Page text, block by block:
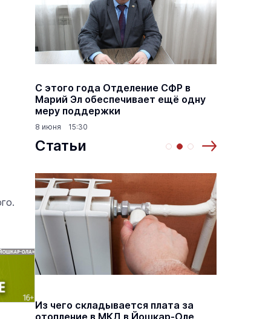
С этого года Отделение СФР в
Марий Эл обеспечивает ещё одну
меру поддержки
8 июня 15:30
Статьи
Из чего складывается плата за
отопление в МКД в Йошкар-Оле